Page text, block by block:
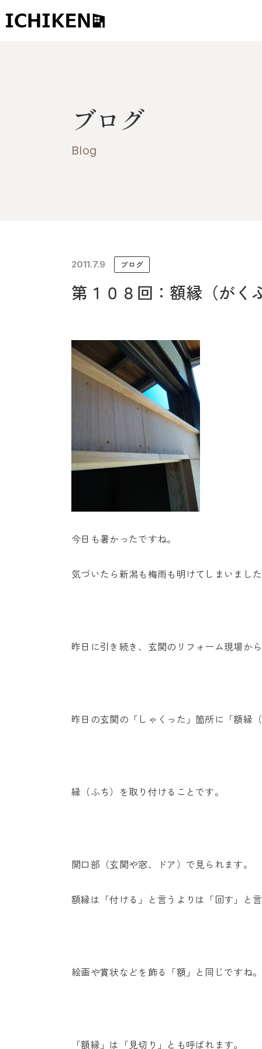
未来に住み継ぐ平屋
ブログ
Blog
2011.7.9 ブログ
第１０８回：額縁（がく
今日も暑かったですね。
気づいたら新潟も梅雨も明けてしまいました
昨日に引き続き、玄関のリフォーム現場から
昨日の玄関の「しゃくった」箇所に「額縁
縁（ふち）を取り付けることです。
開口部（玄関や窓、ドア）で見られます。
額縁は「付ける」と言うよりは「回す」と言
絵画や賞状などを飾る「額」と同じですね。
「額縁」は「見切り」とも呼ばれます。